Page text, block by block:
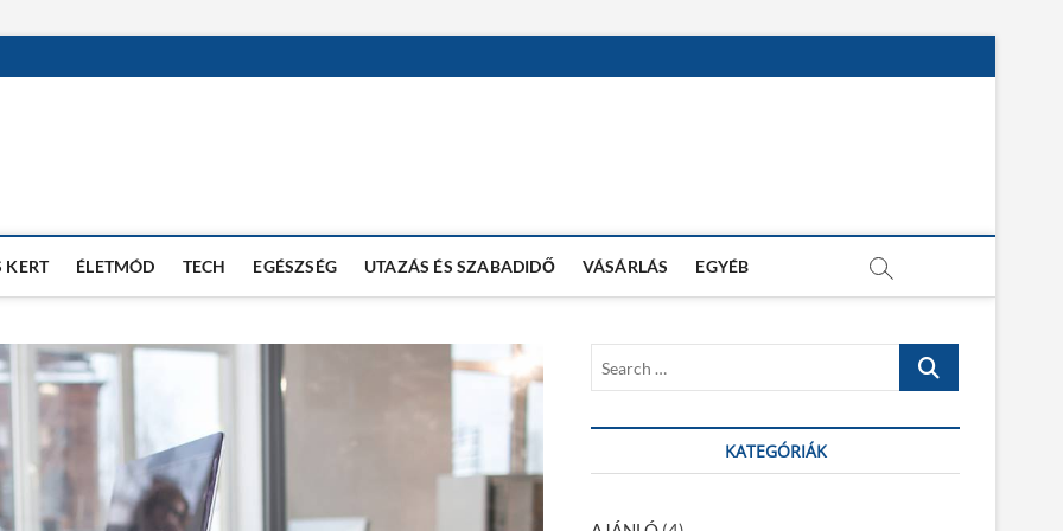
KERT ÉLETMÓD TECH EGÉSZSÉG UTAZÁS ÉS SZABADIDŐ VÁSÁRLÁS EGYÉB
r
KATEGÓRIÁK